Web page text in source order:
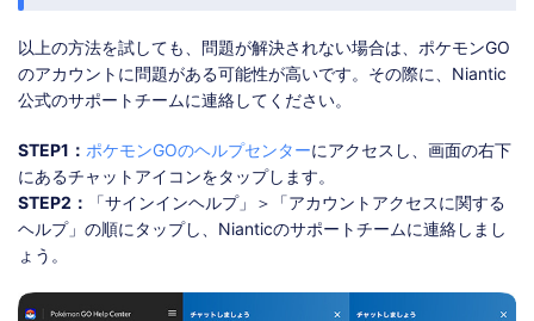
以上の方法を試しても、問題が解決されない場合は、ポケモンGO
のアカウントに問題がある可能性が高いです。その際に、Niantic
公式のサポートチームに連絡してください。
STEP1： ポケモンGOのヘルプセンターにアクセスし、画面の右下
にあるチャットアイコンをタップします。
STEP2：
「サインインヘルプ」＞「アカウントアクセスに関する
ヘルプ」の順にタップし、Nianticのサポートチームに連絡しまし
ょう。